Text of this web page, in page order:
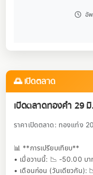
อั
🌅 เปิดตลาด
เปิดตลาดทองคำ 29
ราคาเปิดตลาด: ทองแท่ง
📊 **การเปรียบเทียบ**
• เมื่อวานนี้: 📉 -50.00 บ
• เดือนก่อน (วันเดียวกัน):